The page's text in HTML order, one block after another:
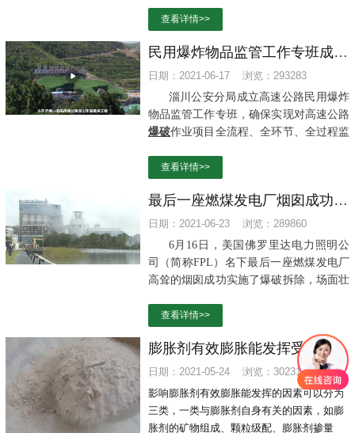
所以这就让大家明白了这样一个道理，原
那些所谓的伪科学。
查看详情>>
民用爆炸物品监管工作专班成立，确保高速公路爆破作业项目完成
日期：2021-06-17 浏览：293283
淄川公安分局成立高速公路民用爆炸
物品监管工作专班，确保实现对高速公路
爆破作业项目全流程、全环节、全过程监
查看详情>>
最后一座燃煤发电厂烟囱成功爆破拆除
日期：2021-06-23 浏览：289860
6月16日，美国佛罗里达电力照明公
司（简称FPL）名下最后一座燃煤发电厂
高耸的烟囱成功实施了爆破拆除，场面壮
查看详情>>
膨胀剂有效膨胀能发挥受哪些因素影响？
日期：2021-05-24 浏览：302317
影响膨胀剂有效膨胀能发挥的因素可以分为
三类，一类与膨胀剂自身有关的因素，如膨
胀剂的矿物组成、颗粒级配、膨胀剂掺量